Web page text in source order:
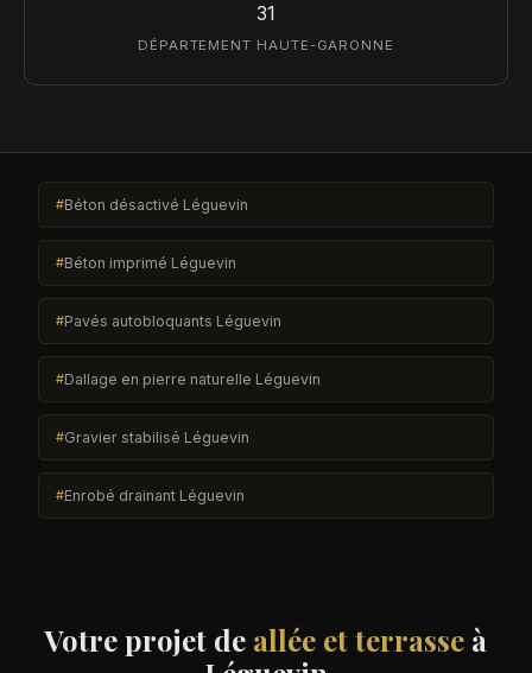
31
DÉPARTEMENT HAUTE-GARONNE
Béton désactivé Léguevin
Béton imprimé Léguevin
Pavés autobloquants Léguevin
Dallage en pierre naturelle Léguevin
Gravier stabilisé Léguevin
Enrobé drainant Léguevin
Votre projet de allée et terrasse à